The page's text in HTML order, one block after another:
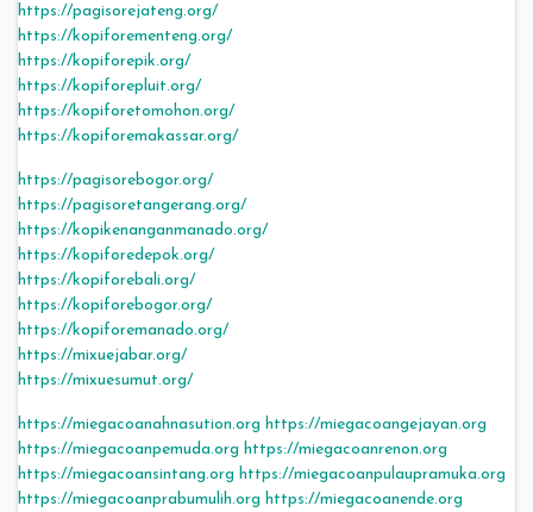
https://pagisorejateng.org/
https://kopiforementeng.org/
https://kopiforepik.org/
https://kopiforepluit.org/
https://kopiforetomohon.org/
https://kopiforemakassar.org/
https://pagisorebogor.org/
https://pagisoretangerang.org/
https://kopikenanganmanado.org/
https://kopiforedepok.org/
https://kopiforebali.org/
https://kopiforebogor.org/
https://kopiforemanado.org/
https://mixuejabar.org/
https://mixuesumut.org/
https://miegacoanahnasution.org https://miegacoangejayan.org
https://miegacoanpemuda.org https://miegacoanrenon.org
https://miegacoansintang.org https://miegacoanpulaupramuka.org
https://miegacoanprabumulih.org https://miegacoanende.org